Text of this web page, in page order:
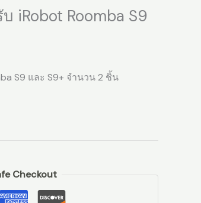
iRobot Roomba S9
S9 และ S9+ จำนวน 2 ชิ้น
Checkout